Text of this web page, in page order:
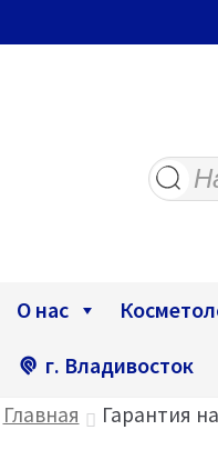
Поиск
товаров
О нас
г. Владивосток
Главная Гарантия